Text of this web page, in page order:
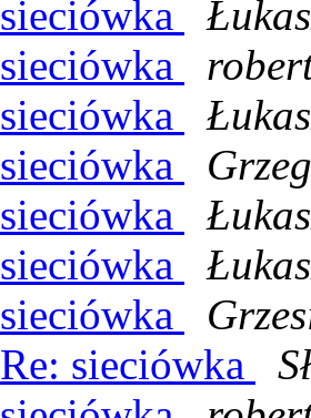
sieciówka
sieciówka
sieciówka
sieciówka
sieciówka
sieciówka
sieciówka
Re: sieciówka